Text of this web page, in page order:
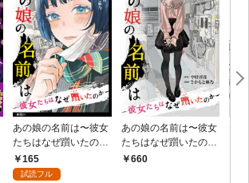
あの娘の名前は〜彼女
たちはなぜ躓いたの
か〜【単話】（１）
165
試読フル
あの娘の名前は〜彼女
たちはなぜ躓いたの
か〜（１）
660
セ